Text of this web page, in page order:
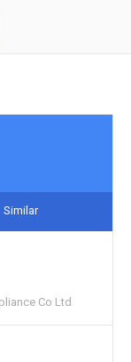
Similar
Co Ltd